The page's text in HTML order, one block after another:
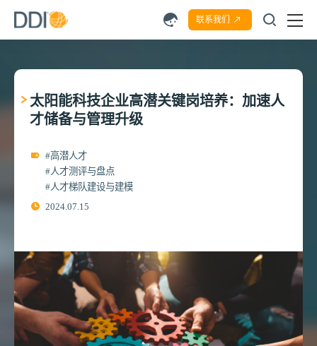
联系我们
太阳能科技企业高潜关键岗培养：加速人
才储备与管理升级
#高潜人才
#人才测评与盘点
#人才梯队建设与建模
2024.07.15